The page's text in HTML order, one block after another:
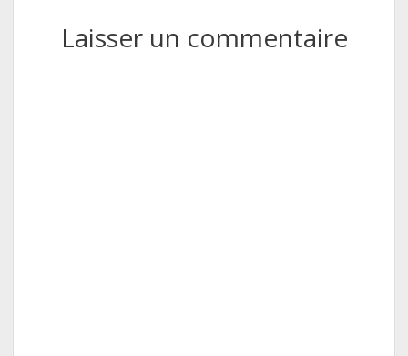
Laisser un commentaire